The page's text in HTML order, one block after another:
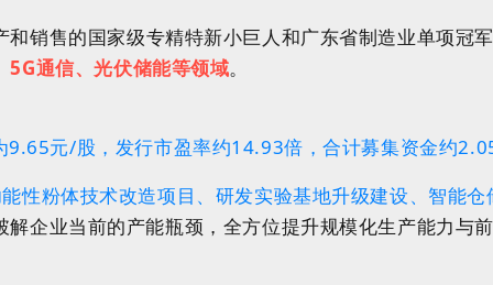
和销售的国家级专精特新小巨人和广东省制造业单项冠
5G通信、光伏储能等领域。
元/股，发行市盈率约14.93倍，合计募集资金约
性粉体技术改造项目、研发实验基地升级建设、智能
企业当前的产能瓶颈，全方位提升规模化生产能力与